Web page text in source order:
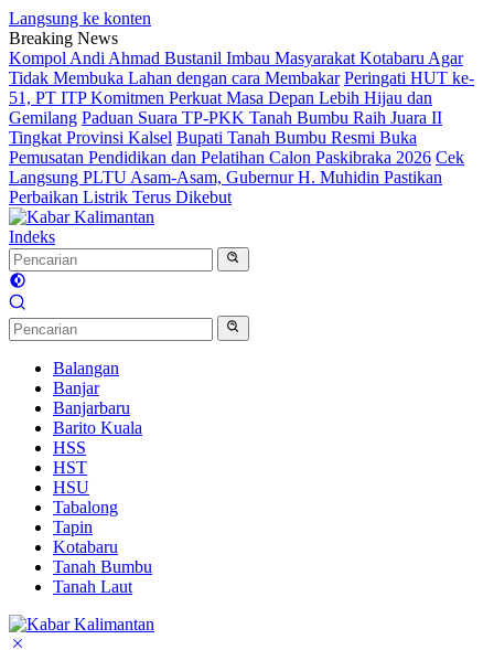
Langsung ke konten
Breaking News
Kompol Andi Ahmad Bustanil Imbau Masyarakat Kotabaru Agar
Tidak Membuka Lahan dengan cara Membakar Peringati HUT ke-
51, PT ITP Komitmen Perkuat Masa Depan Lebih Hijau dan
Gemilang Paduan Suara TP-PKK Tanah Bumbu Raih Juara II
Tingkat Provinsi Kalsel Bupati Tanah Bumbu Resmi Buka
Pemusatan Pendidikan dan Pelatihan Calon Paskibraka 2026 Cek
Langsung PLTU Asam-Asam, Gubernur H. Muhidin Pastikan
Perbaikan Listrik Terus Dikebut
Indeks
Balangan
Banjar
Banjarbaru
Barito Kuala
HSS
HST
HSU
Tabalong
Tapin
Kotabaru
Tanah Bumbu
Tanah Laut